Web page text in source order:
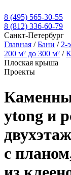
8 (495) 565-30-55
8 (812) 336-60-79
Санкт-Петербург
Главная /Бани / 2-
200 м² до 300 м² /
Плоская крыша
Проекты
ytong и
с